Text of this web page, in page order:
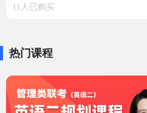
11人已购买
热门课程